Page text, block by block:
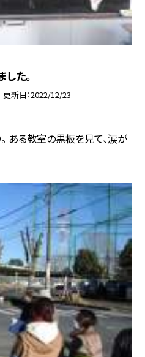
た。
更新日 2022/12/23
ある教室の黒板を見て、涙が